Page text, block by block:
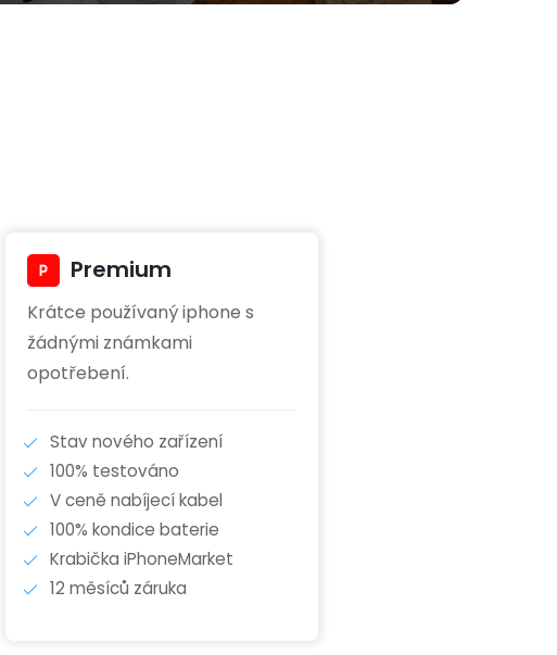
Premium
Krátce používaný iphone s
žádnými známkami
opotřebení.
Stav nového zařízení
100% testováno
V ceně nabíjecí kabel
100% kondice baterie
Krabička iPhoneMarket
12 měsíců záruka